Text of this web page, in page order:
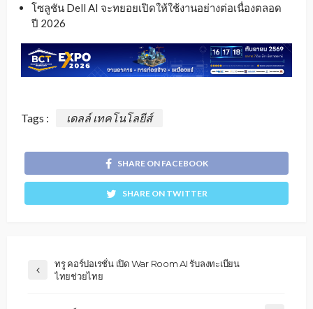
โซลูชัน Dell AI จะทยอยเปิดให้ใช้งานอย่างต่อเนื่องตลอด
ปี 2026
Tags : เดลล์ เทคโนโลยีส์
SHARE ON FACEBOOK
SHARE ON TWITTER
ทรู คอร์ปอเรชั่น เปิด War Room AI รับลงทะเบียน
ไทยช่วยไทย